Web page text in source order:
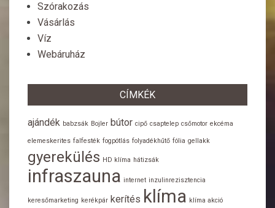
Szórakozás
Vásárlás
Víz
Webáruház
CÍMKÉK
ajándék babzsák Bojler bútor cipő csaptelep csőmotor ekcéma
elemeskerites falfesték fogpótlás folyadékhűtő fólia gellakk
gyerekülés HD klíma hátizsák
infraszauna internet inzulinrezisztencia
keresőmarketing kerékpár kerítés klíma klíma akció